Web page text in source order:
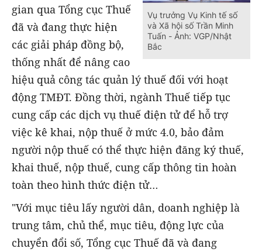
Vụ trưởng Vụ Kinh tế số
và Xã hội số Trần Minh
Tuấn - Ảnh: VGP/Nhật
Bắc
gian qua Tổng cục Thuế
đã và đang thực hiện
các giải pháp đồng bộ,
thống nhất để nâng cao
hiệu quả công tác quản lý thuế đối với hoạt
động TMĐT. Đồng thời, ngành Thuế tiếp tục
cung cấp các dịch vụ thuế điện tử để hỗ trợ
việc kê khai, nộp thuế ở mức 4.0, bảo đảm
người nộp thuế có thể thực hiện đăng ký thuế,
khai thuế, nộp thuế, cung cấp thông tin hoàn
toàn theo hình thức điện tử…
"Với mục tiêu lấy người dân, doanh nghiệp là
trung tâm, chủ thể, mục tiêu, động lực của
chuyển đổi số, Tổng cục Thuế đã và đang